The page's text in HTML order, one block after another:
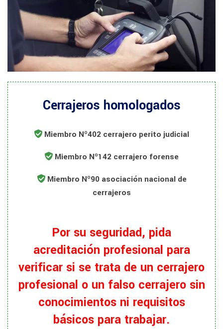
Cerrajeros homologados
Miembro Nº402 cerrajero perito judicial
Miembro Nº142 cerrajero forense
Miembro Nº90 asociación nacional de
cerrajeros
Por su seguridad, pida
acreditación profesional para
verificar si se trata de un cerrajero
profesional o un falso cerrajero sin
conocimientos ni requisitos
básicos para trabajar.